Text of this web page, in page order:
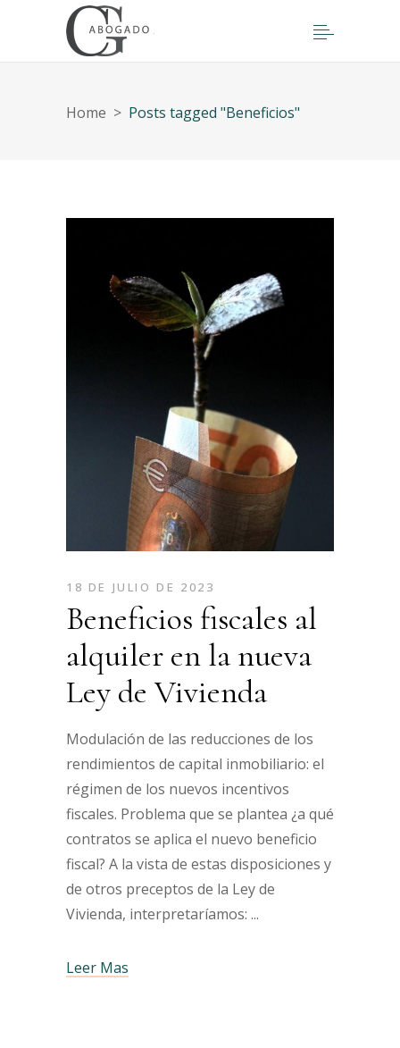
Home > Posts tagged "Beneficios"
18 DE JULIO DE 2023
Beneficios fiscales al
alquiler en la nueva
Ley de Vivienda
Modulación de las reducciones de los
rendimientos de capital inmobiliario: el
régimen de los nuevos incentivos
fiscales. Problema que se plantea ¿a qué
contratos se aplica el nuevo beneficio
fiscal? A la vista de estas disposiciones y
de otros preceptos de la Ley de
Vivienda, interpretaríamos:
Leer Mas